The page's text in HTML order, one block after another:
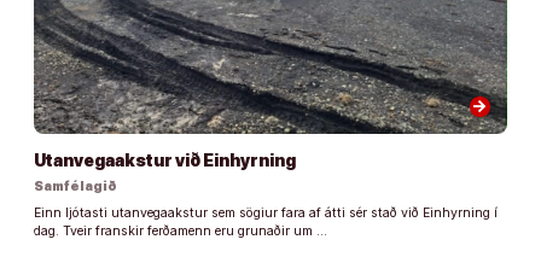
arrow_forward
Utanvegaakstur við Einhyrning
Samfélagið
Einn ljótasti utanvegaakstur sem sögiur fara af átti sér stað við Einhyrning í
dag. Tveir franskir ferðamenn eru grunaðir um …